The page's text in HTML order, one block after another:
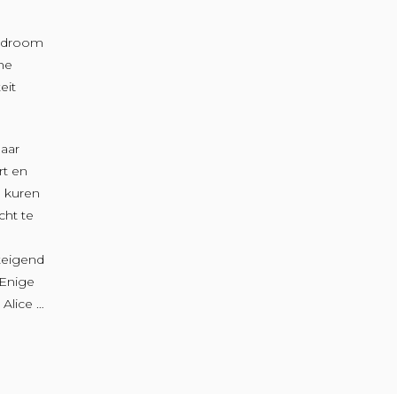
en
kuren
te
…